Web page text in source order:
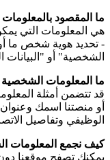
ما المقصود
هي المعلومات التي
- تحديد هوية شخص ما أو
الشخصية" أو
ما المعلومات الشخصية
قد تتضمن أمثلة
أو منصتنا اسمك
الوظيفي وتفاصيل
كيف نجمع المعلومات
يمكنك تصفح موقعنا